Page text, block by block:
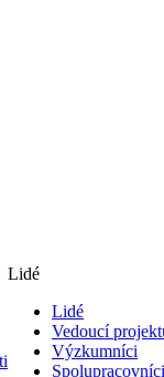
Lidé
Lidé
Vedoucí
Výzkumníci
Spolupracovníci